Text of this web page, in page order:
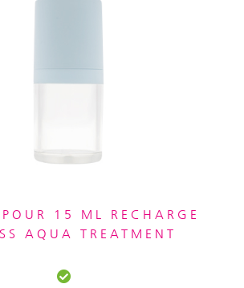
15 ML RECHARGE
AQUA TREATMENT